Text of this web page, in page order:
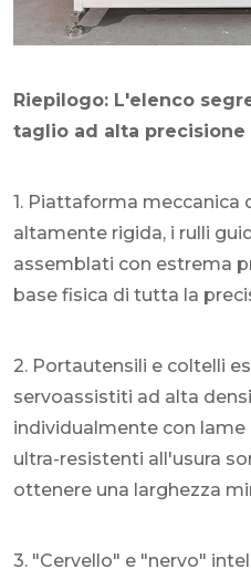
Riepilogo: L'elenco
taglio ad alta precisione
1. Piattaforma meccanica
altamente rigida, i rulli
assemblati con estrema
base fisica di tutta la
2. Portautensili e coltelli
servoassistiti ad alta
individualmente con
ultra-resistenti all'usura
ottenere una larghezza
3. "Cervello" e "nervo"